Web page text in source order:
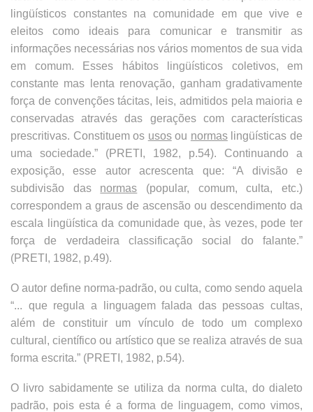
lingüísticos constantes na comunidade em que vive e
eleitos como ideais para comunicar e transmitir as
informações necessárias nos vários momentos de sua vida
em comum. Esses hábitos lingüísticos coletivos, em
constante mas lenta renovação, ganham gradativamente
força de convenções tácitas, leis, admitidos pela maioria e
conservadas através das gerações com características
prescritivas. Constituem os usosou normaslingüísticas de
uma sociedade.” (PRETI, 1982, p.54). Continuando a
exposição, esse autor acrescenta que: “A divisão e
subdivisão das normas (popular, comum, culta, etc.)
correspondem a graus de ascensão ou descendimento da
escala lingüística da comunidade que, às vezes, pode ter
força de verdadeira classificação social do falante.”
(PRETI, 1982, p.49).
O autor define norma-padrão, ou culta, como sendo aquela
“... que regula a linguagem falada das pessoas cultas,
além de constituir um vínculo de todo um complexo
cultural, científico ou artístico que se realiza através de sua
forma escrita.” (PRETI, 1982, p.54).
O livro sabidamente se utiliza da norma culta, do dialeto
padrão, pois esta é a forma de linguagem, como vimos,